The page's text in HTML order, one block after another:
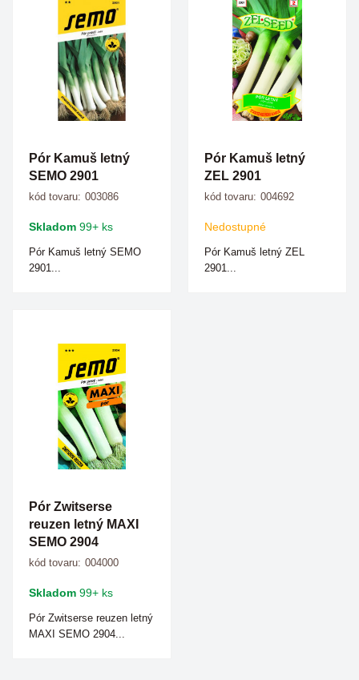
Pór Kamuš letný
SEMO 2901
kód tovaru: 003086
Skladom 99+ ks
Pór Kamuš letný SEMO
2901...
Pór Kamuš letný
ZEL 2901
kód tovaru: 004692
Nedostupné
Pór Kamuš letný ZEL
2901...
Pór Zwitserse
reuzen letný MAXI
SEMO 2904
kód tovaru: 004000
Skladom 99+ ks
Pór Zwitserse reuzen letný
MAXI SEMO 2904...